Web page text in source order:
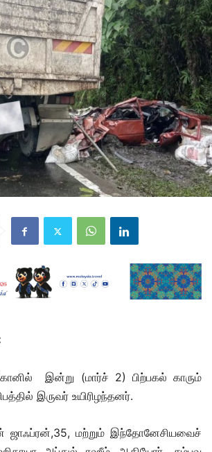
இன்று (மார்ச் 2) பிற்பகல் காரும்
இருவர் உயிரிழந்தனர்.
ஜாஃப்ரன்,35, மற்றும் இந்தோனேசியவைச்